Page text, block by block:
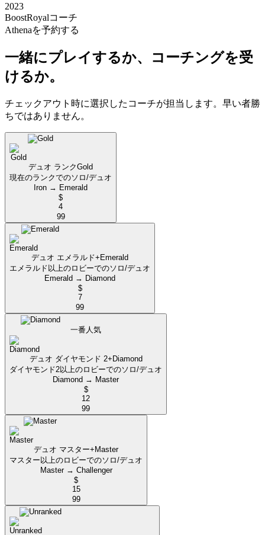
2023
BoostRoyalコーチ
Athenaを予約する
一緒にプレイするか、コーチングを受
けるか。
チェックアウト時に選択したコーチが担当します。早い者勝
ちではありません。
デュオ ランクGold
現在のランクでのソロ/デュオ
Iron → Emerald
$
4
99
デュオ エメラルド+ Emerald
エメラルド以上のロビーでのソロ/デュオ
Emerald → Diamond
$
7
99
一番人気
デュオ ダイヤモンド 2+ Diamond
ダイヤモンド2以上のロビーでのソロ/デュオ
Diamond → Master
$
12
99
デュオ マスター+ Master
マスター以上のロビーでのソロ/デュオ
Master → Challenger
$
15
99